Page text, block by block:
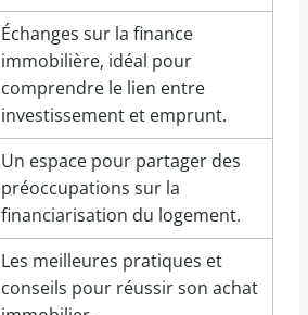
Échanges sur la finance
immobilière, idéal pour
comprendre le lien entre
investissement et emprunt.
Un espace pour partager des
préoccupations sur la
financiarisation du logement.
Les meilleures pratiques et
conseils pour réussir son achat